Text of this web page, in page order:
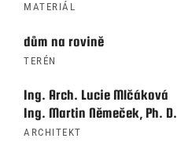
MATERIÁL
dům na rovině
TERÉN
Ing. Arch. Lucie Mlčáková
Ing. Martin Němeček, Ph. D.
ARCHITEKT